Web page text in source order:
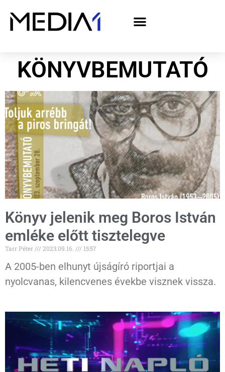
KÖNYVBEMUTATÓ
Könyv jelenik meg Boros István
emléke előtt tisztelegve
Tarr Péter 2023.09.16. 15:57
A 2005-ben elhunyt újságíró riportjai a
nyolcvanas, kilencvenes évekbe visznek vissza.